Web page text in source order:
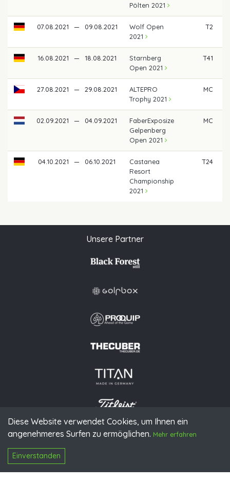
Diese Website verwendet Cookies, um Ihnen ein
angenehmeres Surfen zu ermöglichen. Mehr erfahren
Einverstanden
Pölten 2021
07.08.2021 — 09.08.2021
Wolf Open
2021
T2
16.08.2021 — 18.08.2021
Starnberg
Open 2021
T41
27.08.2021 — 29.08.2021
ALTEPRO
Trophy 2021
MC
02.09.2021 — 04.09.2021
FaberExposize
Gelpenberg
Open 2021
MC
04.10.2021 — 06.10.2021
Castanea
Resort
Championship
2021
T24
Unsere Partner
© 2026 PGAoG